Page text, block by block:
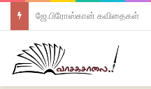
ஜே.பிரோஸ்கான் கவிதைகள்